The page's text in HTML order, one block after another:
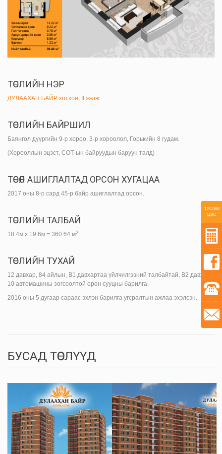
ТӨСЛИЙН НЭР
ДУЛААХАН БАЙР хотхон, II ээлж
ТӨСЛИЙН БАЙРШИЛ
Баянгол дүүргийн 9-р хороо, 3-р хороолол, Горькийн 8 гудам.
(Хорооллын эцэст, СОТ-ын байруудын баруун талд)
ТӨСӨЛ АШИГЛАЛТАД ОРСОН ХУГАЦАА
2017 оны 8-р сард 45-р байр ашиглалтад орсон.
ТӨСЛИЙН ТАЛБАЙ
18.4м х 19.6м = 360.64 м2
ТӨСЛИЙН ТУХАЙ
12 давхар, 84 айлын, В1 давхартаа үйлчилгээний талбайтай, В2 давхарт
10 автомашины зогсоолтой орон сууцны барилга.
2016 оны 5 дугаар сараас эхлэн барилга угсралтын ажлаа эхэлсэн.
БУСАД ТӨСЛҮҮД
“ДУЛААХАН БАЙР”
барилга
“ДУЛААХАН БАЙР”
барилга
ТУСЛАХ
ЦЭС